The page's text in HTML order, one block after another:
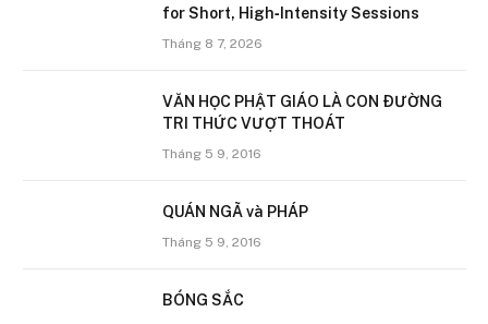
for Short, High‑Intensity Sessions
Tháng 8 7, 2026
VĂN HỌC PHẬT GIÁO LÀ CON ÐƯỜNG
TRI THỨC VƯỢT THOÁT
Tháng 5 9, 2016
QUÁN NGÃ và PHÁP
Tháng 5 9, 2016
BÓNG SẮC